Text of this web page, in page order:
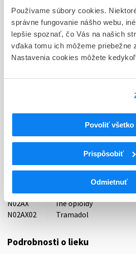
Používame súbory cookies.
správne fungovanie nášho webu,
lepšie spoznať, čo Vás na našich
vďaka tomu ich môžeme priebežne
Nastavenia cookies môžete
Povoliť všetko
Prispôsobiť
Odmietnuť
Stav
D - Registrácia bez obmedzenia
Typ registračnej procedúry
65 - ANALGETICA - ANODYNA
N
Centrálna nervová
Analgetiká
N02A
Opioidné analgetiká
N02AX
Iné opioidy
N02AX02
Tramadol
Podrobnosti o lieku